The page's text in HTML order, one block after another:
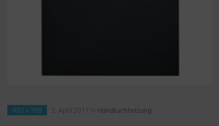
433 × 768 2. April 2017 in Handtuchheizung